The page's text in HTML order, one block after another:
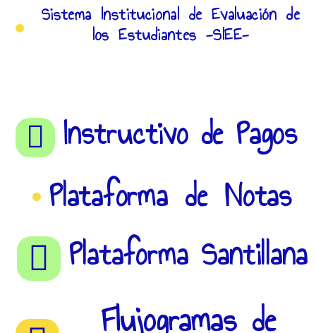
Sistema Institucional de Evaluación de
los Estudiantes -SIEE-
Instructivo de Pagos
Plataforma de Notas
Plataforma Santillana
Flujogramas de